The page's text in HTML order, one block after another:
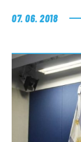
07. 06. 2018